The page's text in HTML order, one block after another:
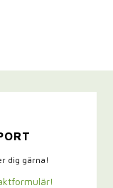
dig gärna!